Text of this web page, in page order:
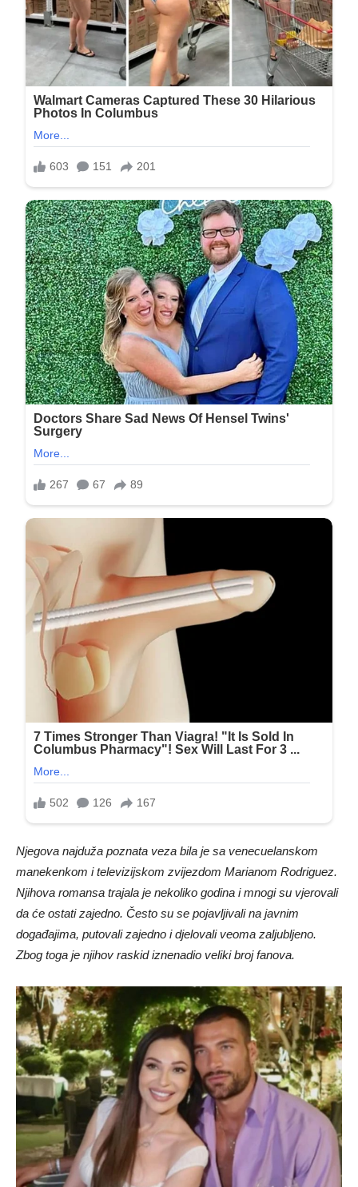
Njegova najduža poznata veza bila je sa venecuelanskom
manekenkom i televizijskom zvijezdom Marianom Rodriguez.
Njihova romansa trajala je nekoliko godina i mnogi su vjerovali
da će ostati zajedno. Često su se pojavljivali na javnim
događajima, putovali zajedno i djelovali veoma zaljubljeno.
Zbog toga je njihov raskid iznenadio veliki broj fanova.